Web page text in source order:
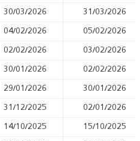
30/03/2026 31/03/2026
04/02/2026 05/02/2026
02/02/2026 03/02/2026
30/01/2026 02/02/2026
29/01/2026 30/01/2026
31/12/2025 02/01/2026
14/10/2025 15/10/2025